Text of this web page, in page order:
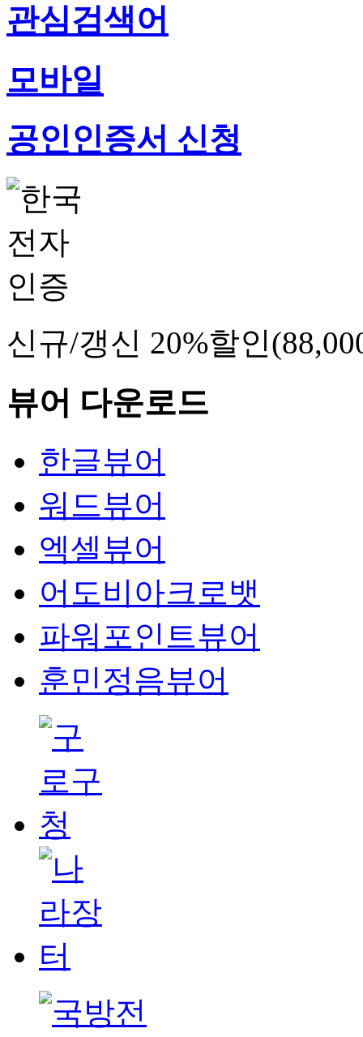
관심검색어
모바일
공인인증서 신청
신규/갱신 20%할인
뷰어 다운로드
한글뷰어
워드뷰어
엑셀뷰어
어도비아크로뱃
파워포인트뷰어
훈민정음뷰어